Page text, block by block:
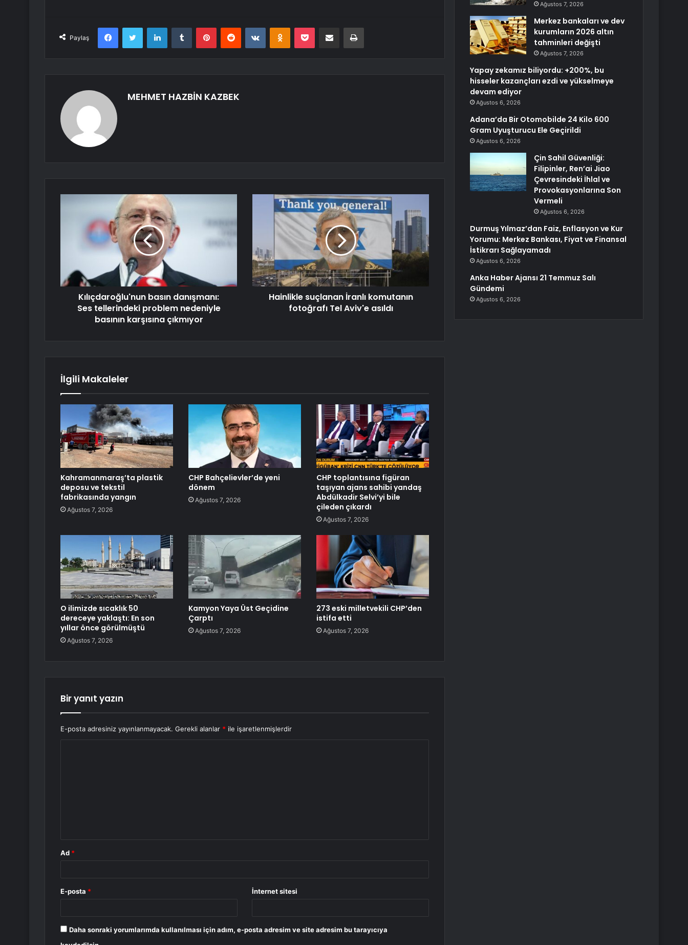
Paylaş
FacebookTwitter LinkedInTumblr PinterestReddit VKontakteOdnoklassniki
Pocket E-Posta ile paylaş Yazdır
MEHMET HAZBİN KAZBEK
Kılıçdaroğlu'nun basın danışmanı:
Ses tellerindeki problem nedeniyle
basının karşısına çıkmıyor
Hainlikle suçlanan İranlı komutanın
fotoğrafı Tel Aviv'e asıldı
İlgili Makaleler
Kahramanmaraş’ta plastik
deposu ve tekstil
fabrikasında yangın
Ağustos 7, 2026
CHP Bahçelievler’de yeni
dönem
Ağustos 7, 2026
CHP toplantısına figüran
taşıyan ajans sahibi yandaş
Abdülkadir Selvi’yi bile
çileden çıkardı
Ağustos 7, 2026
O ilimizde sıcaklık 50
dereceye yaklaştı: En son
yıllar önce görülmüştü
Ağustos 7, 2026
Kamyon Yaya Üst Geçidine
Çarptı
Ağustos 7, 2026
273 eski milletvekili CHP’den
istifa etti
Ağustos 7, 2026
Bir yanıt yazın
E-posta adresiniz yayınlanmayacak. Gerekli alanlar * ile işaretlenmişlerdir
Ad *
E-posta * İnternet sitesi
Daha sonraki yorumlarımda kullanılması için adım, e-posta adresim ve site adresim bu tarayıcıya
Ağustos 7, 2026
Merkez bankaları ve dev
kurumların 2026 altın
tahminleri değişti
Ağustos 7, 2026
Yapay zekamız biliyordu: +200%, bu
hisseler kazançları ezdi ve yükselmeye
devam ediyor
Ağustos 6, 2026
Adana’da Bir Otomobilde 24 Kilo 600
Gram Uyuşturucu Ele Geçirildi
Ağustos 6, 2026
Çin Sahil Güvenliği:
Filipinler, Ren’ai Jiao
Çevresindeki İhlal ve
Provokasyonlarına Son
Vermeli
Ağustos 6, 2026
Durmuş Yılmaz’dan Faiz, Enflasyon ve Kur
Yorumu: Merkez Bankası, Fiyat ve Finansal
İstikrarı Sağlayamadı
Ağustos 6, 2026
Anka Haber Ajansı 21 Temmuz Salı
Gündemi
Ağustos 6, 2026